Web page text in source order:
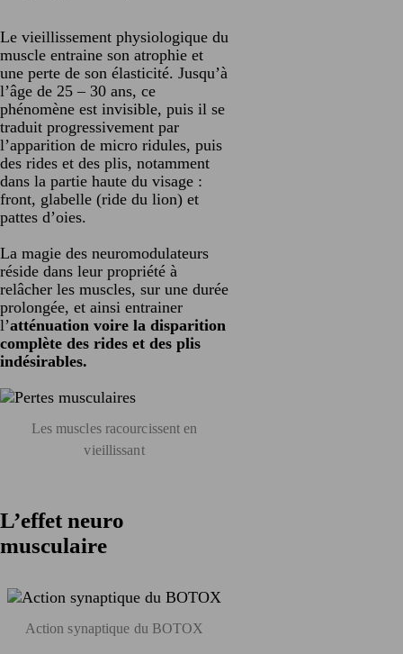
Le vieillissement physiologique du
muscle entraine son atrophie et
une perte de son élasticité. Jusqu’à
l’âge de 25 – 30 ans, ce
phénomène est invisible, puis il se
traduit progressivement par
l’apparition de micro ridules, puis
des rides et des plis, notamment
dans la partie haute du visage :
front, glabelle (ride du lion) et
pattes d’oies.
La magie des neuromodulateurs
réside dans leur propriété à
relâcher les muscles, sur une durée
prolongée, et ainsi entrainer
l’atténuation voire la disparition
complète des rides et des plis
indésirables.
Les muscles racourcissent en
vieillissant
L’effet neuro
musculaire
Action synaptique du BOTOX